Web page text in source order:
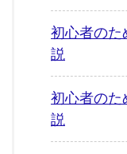
初心者の
説
初心者の
説